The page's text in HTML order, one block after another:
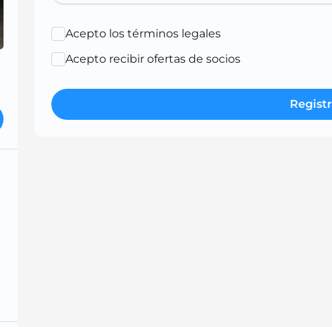
Acepto los términos legales
Acepto recibir ofertas de socios